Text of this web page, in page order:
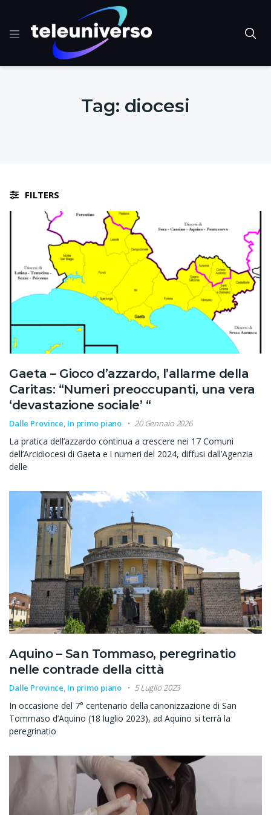
Tag: diocesi
FILTERS
Gaeta – Gioco d’azzardo, l’allarme della
Caritas: “Numeri preoccupanti, una vera
‘devastazione sociale’ “
Dalle Province, In primo piano 20 Gennaio 2026
La pratica dell’azzardo continua a crescere nei 17 Comuni
dell’Arcidiocesi di Gaeta e i numeri del 2024, diffusi dall’Agenzia
delle
Aquino – San Tommaso, peregrinatio
nelle contrade della città
Dalle Province, In primo piano 5 Luglio 2023
In occasione del 7° centenario della canonizzazione di San
Tommaso d’Aquino (18 luglio 2023), ad Aquino si terrà la
peregrinatio